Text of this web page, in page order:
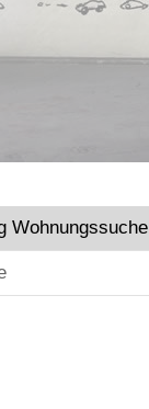
Wohnungssuche